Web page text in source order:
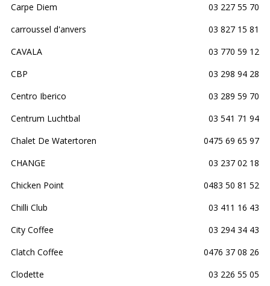
Carpe Diem
03 227 55 70
carroussel d'anvers
03 827 15 81
CAVALA
03 770 59 12
CBP
03 298 94 28
Centro Iberico
03 289 59 70
Centrum Luchtbal
03 541 71 94
Chalet De Watertoren
0475 69 65 97
CHANGE
03 237 02 18
Chicken Point
0483 50 81 52
Chilli Club
03 411 16 43
City Coffee
03 294 34 43
Clatch Coffee
0476 37 08 26
Clodette
03 226 55 05